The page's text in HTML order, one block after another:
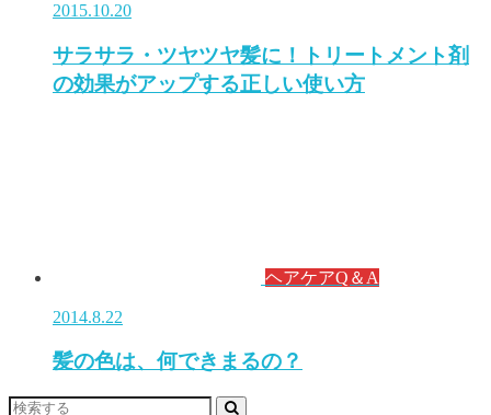
2015.10.20
サラサラ・ツヤツヤ髪に！トリートメント剤
の効果がアップする正しい使い方
ヘアケアQ＆A
2014.8.22
髪の色は、何できまるの？